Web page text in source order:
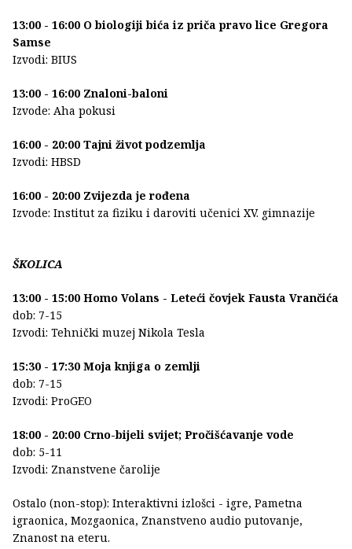
13:00 - 16:00 O biologiji bića iz priča pravo lice Gregora
Samse
Izvodi: BIUS
13:00 - 16:00 Znaloni-baloni
Izvode: Aha pokusi
16:00 - 20:00 Tajni život podzemlja
Izvodi: HBSD
16:00 - 20:00 Zvijezda je rođena
Izvode: Institut za fiziku i daroviti učenici XV. gimnazije
ŠKOLICA
13:00 - 15:00 Homo Volans - Leteći čovjek Fausta Vrančića
dob: 7-15
Izvodi: Tehnički muzej Nikola Tesla
15:30 - 17:30 Moja knjiga o zemlji
dob: 7-15
Izvodi: ProGEO
18:00 - 20:00 Crno-bijeli svijet; Pročišćavanje vode
dob: 5-11
Izvodi: Znanstvene čarolije
Ostalo (non-stop): Interaktivni izlošci - igre, Pametna
igraonica, Mozgaonica, Znanstveno audio putovanje,
Znanost na eteru.